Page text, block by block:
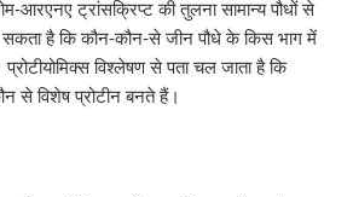
आरएनए ट्रांसक्रिप्ट की तुलना सामान्य पौधों से
सकता है कि कौन-कौन-से जीन पौधे के किस भाग में
विश्लेषण से पता चल जाता है कि
से विशेष प्रोटीन बनते हैं।